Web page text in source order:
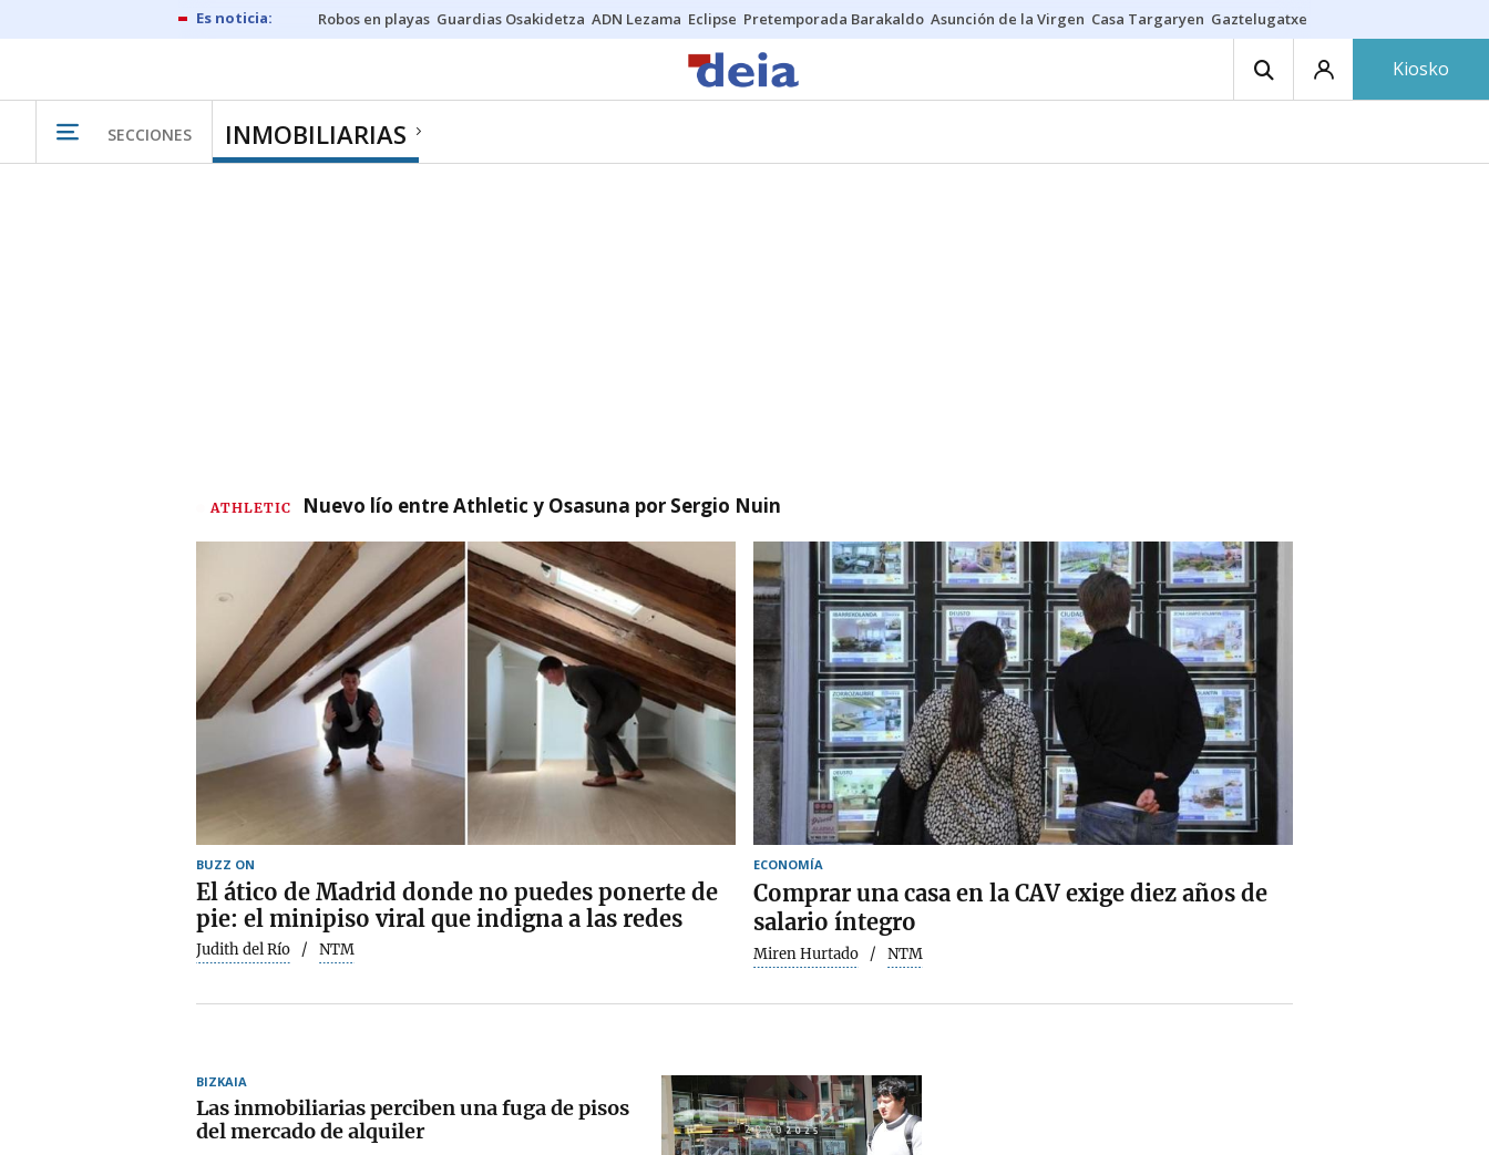
Robos en playas Guardias Osakidetza ADN Lezama Eclipse Pretemporada Barakaldo Asunción de la Virgen Casa Targaryen Gaztelugatxe
Kiosko
SECCIONES INMOBILIARIAS
ATHLETIC Nuevo lío entre Athletic y Osasuna por Sergio Nuin
BUZZ ON
El ático de Madrid donde no puedes ponerte de
pie: el minipiso viral que indigna a las redes
Judith del Río NTM
ECONOMÍA
Comprar una casa en la CAV exige diez años de
salario íntegro
Miren Hurtado NTM
BIZKAIA
Las inmobiliarias perciben una fuga de pisos
del mercado de alquiler